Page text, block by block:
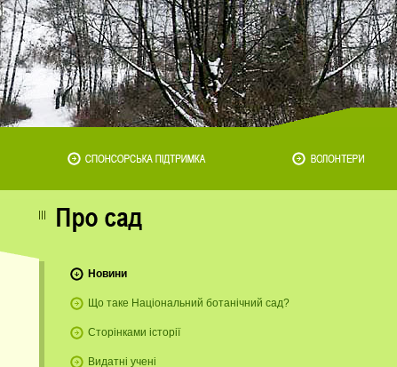
Новини
Що таке Національний ботанічний сад?
Сторінками історії
Видатні учені